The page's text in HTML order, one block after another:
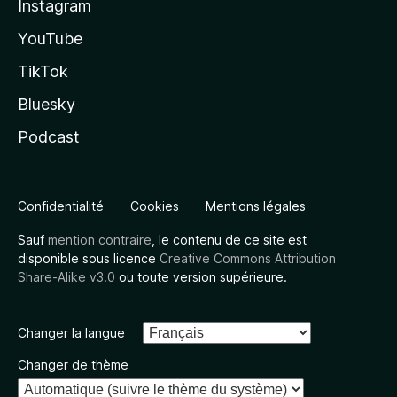
Instagram
YouTube
TikTok
Bluesky
Podcast
Confidentialité Cookies Mentions légales
Sauf mention contraire , le contenu de ce site est
disponible sous licence Creative Commons Attribution
Share-Alike v3.0 ou toute version supérieure.
Changer la langue
Changer de thème